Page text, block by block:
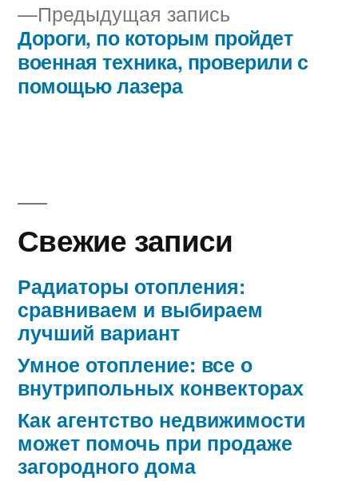
записям
Предыдущая запись
запись:
Дороги, по которым пройдет
военная техника, проверили с
помощью лазера
Свежие записи
Радиаторы отопления:
сравниваем и выбираем
лучший вариант
Умное отопление: все о
внутрипольных конвекторах
Как агентство недвижимости
может помочь при продаже
загородного дома